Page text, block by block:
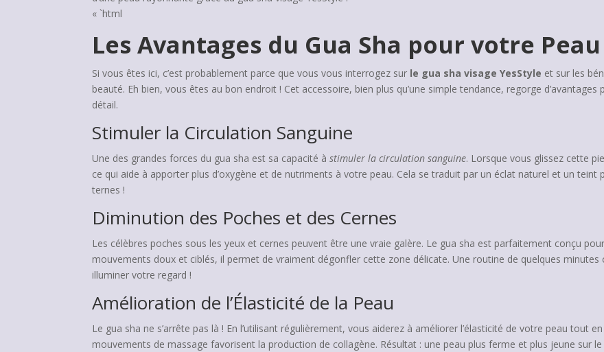
« `html
Les Avantages du Gua Sha pour votre Peau
Si vous êtes ici, c’est probablement parce que vous vous interrogez sur le gua sha visage YesStyle et sur les
beauté. Eh bien, vous êtes au bon endroit ! Cet accessoire, bien plus qu’une simple tendance, regorge
détail.
Stimuler la Circulation Sanguine
Une des grandes forces du gua sha est sa capacité àstimuler la circulation sanguine. Lorsque vous glissez cette
ce qui aide à apporter plus d’oxygène et de nutriments à votre peau. Cela se traduit par un éclat naturel et un teint
ternes !
Diminution des Poches et des Cernes
Les célèbres poches sous les yeux et cernes peuvent être une vraie galère. Le gua sha est parfaitement conçu pour
mouvements doux et ciblés, il permet de vraiment dégonfler cette zone délicate. Une routine de quelques
illuminer votre regard !
Amélioration de l’Élasticité de la Peau
Le gua sha ne s’arrête pas là ! En l’utilisant régulièrement, vous aiderez à améliorer l’élasticité de votre peau tout
mouvements de massage favorisent la production de collagène. Résultat : une peau plus ferme et plus jeune sur le